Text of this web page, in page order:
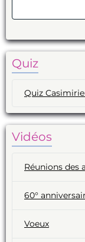
Quiz
Quiz
Vidéos
Réunions des
60°
Voeux